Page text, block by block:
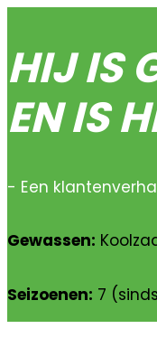
HIJ IS
EN IS
- Een
Gewassen:
Seizoenen: 7